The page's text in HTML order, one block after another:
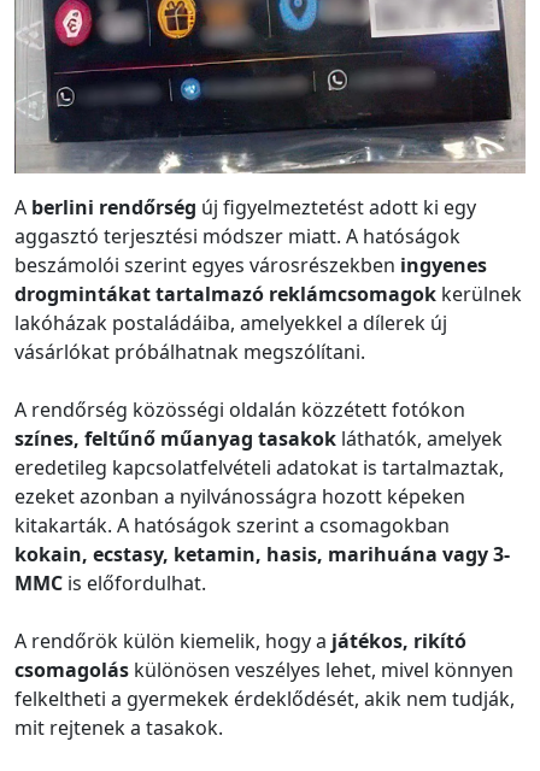
A berlini rendőrség új figyelmeztetést adott ki egy
aggasztó terjesztési módszer miatt. A hatóságok
beszámolói szerint egyes városrészekben ingyenes
drogmintákat tartalmazó reklámcsomagok kerülnek
lakóházak postaládáiba, amelyekkel a dílerek új
vásárlókat próbálhatnak megszólítani.
A rendőrség közösségi oldalán közzétett fotókon
színes, feltűnő műanyag tasakok láthatók, amelyek
eredetileg kapcsolatfelvételi adatokat is tartalmaztak,
ezeket azonban a nyilvánosságra hozott képeken
kitakarták. A hatóságok szerint a csomagokban
kokain, ecstasy, ketamin, hasis, marihuána vagy 3-
MMC is előfordulhat.
A rendőrök külön kiemelik, hogy a játékos, rikító
csomagolás különösen veszélyes lehet, mivel könnyen
felkeltheti a gyermekek érdeklődését, akik nem tudják,
mit rejtenek a tasakok.